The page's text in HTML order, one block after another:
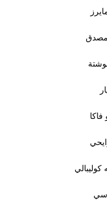
فاكا
كوليبالي